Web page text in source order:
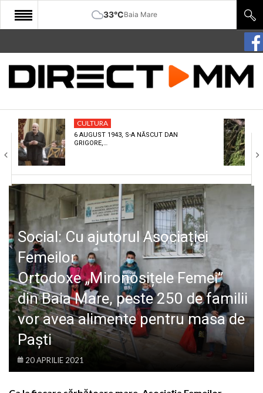
33°CBaia Mare
START
COMUNITATE
CULTURA
ECONOMIE
SANATATE
SPORT
SPECIAL
POLITIC
LIFE
CULTURA
6 AUGUST 1943, S-A NĂSCUT DAN
GRIGORE,…
Social: Cu ajutorul Asociației
Femeilor
Ortodoxe „Mironosițele Femei”
din Baia Mare, peste 250 de familii
vor avea alimente pentru masa de
Paști
20 APRILIE 2021